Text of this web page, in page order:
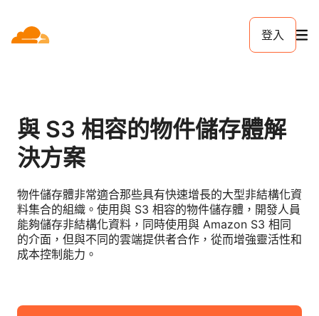
登入
與 S3 相容的物件儲存體解
決方案
物件儲存體非常適合那些具有快速增長的大型非結構化資
料集合的組織。使用與 S3 相容的物件儲存體，開發人員
能夠儲存非結構化資料，同時使用與 Amazon S3 相同
的介面，但與不同的雲端提供者合作，從而增強靈活性和
成本控制能力。